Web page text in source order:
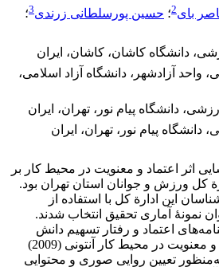
بای2؛ حسین پورسلطانی زرندی3؛
دانشگاه کاشان، کاشان، ایران
واحد آزادشهر، دانشگاه آزاد اسلامی،
دانشگاه پیام نور، تهران، ایران
دانشگاه پیام نور، تهران، ایران
اثر اعتماد و معنویت در محیط کار بر
کل ورزش و جوانان استان تهران بود.
این ادارة کل با استفاده از
نمونۀ آماری تحقیق انتخاب شدند.
اعتماد و رفتار تسهیم دانش
رحمان و همکاران (2014) و معنویت در محیط کار آنتونی (2009)
تعیین روایی صوری و محتوایی